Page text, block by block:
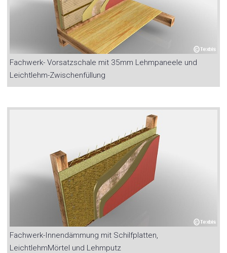
Fachwerk- Vorsatzschale mit 35mm Lehmpaneele und
Leichtlehm-Zwischenfüllung
Fachwerk-Innendämmung mit Schilfplatten,
LeichtlehmMörtel und Lehmputz